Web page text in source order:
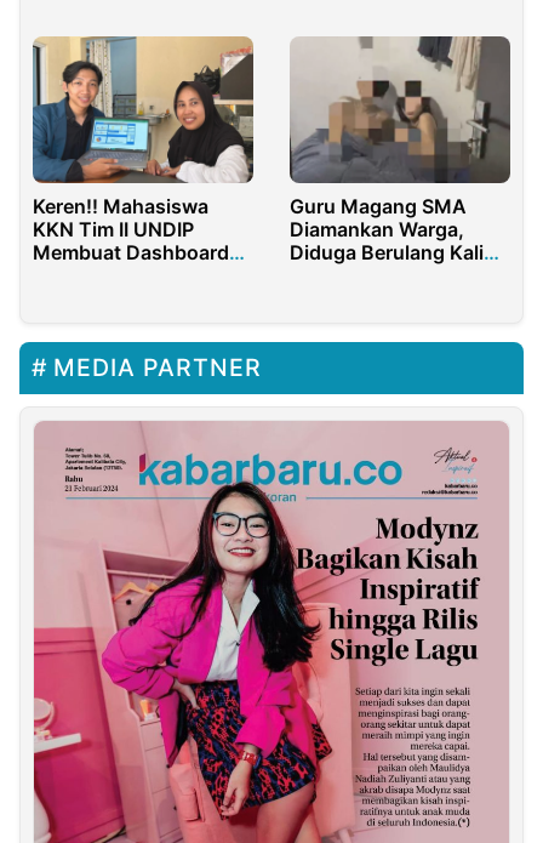
Keren!! Mahasiswa
KKN Tim II UNDIP
Membuat Dashboard
Guru Magang SMA
Diamankan Warga,
Diduga Berulang Kali
MEDIA PARTNER